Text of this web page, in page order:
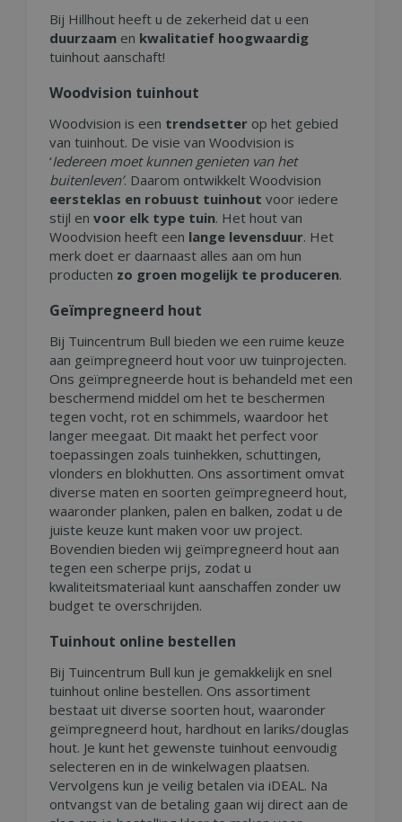
Bij Hillhout heeft u de zekerheid dat u een
duurzaam en kwalitatief hoogwaardig
tuinhout aanschaft!
Woodvision tuinhout
Woodvision is een trendsetter op het gebied
van tuinhout. De visie van Woodvision is
‘Iedereen moet kunnen genieten van het
buitenleven’. Daarom ontwikkelt Woodvision
eersteklas en robuust tuinhout voor iedere
stijl en voor elk type tuin. Het hout van
Woodvision heeft een lange levensduur. Het
merk doet er daarnaast alles aan om hun
producten zo groen mogelijk te produceren.
Geïmpregneerd hout
Bij Tuincentrum Bull bieden we een ruime keuze
aan geïmpregneerd hout voor uw tuinprojecten.
Ons geïmpregneerde hout is behandeld met een
beschermend middel om het te beschermen
tegen vocht, rot en schimmels, waardoor het
langer meegaat. Dit maakt het perfect voor
toepassingen zoals tuinhekken, schuttingen,
vlonders en blokhutten. Ons assortiment omvat
diverse maten en soorten geïmpregneerd hout,
waaronder planken, palen en balken, zodat u de
juiste keuze kunt maken voor uw project.
Bovendien bieden wij geïmpregneerd hout aan
tegen een scherpe prijs, zodat u
kwaliteitsmateriaal kunt aanschaffen zonder uw
budget te overschrijden.
Tuinhout online bestellen
Bij Tuincentrum Bull kun je gemakkelijk en snel
tuinhout online bestellen. Ons assortiment
bestaat uit diverse soorten hout, waaronder
geïmpregneerd hout, hardhout en lariks/douglas
hout. Je kunt het gewenste tuinhout eenvoudig
selecteren en in de winkelwagen plaatsen.
Vervolgens kun je veilig betalen via iDEAL. Na
ontvangst van de betaling gaan wij direct aan de